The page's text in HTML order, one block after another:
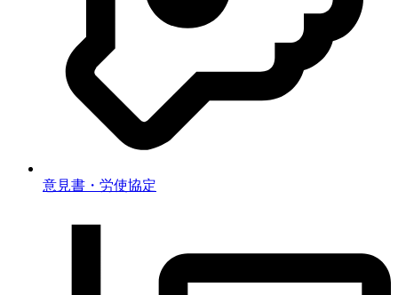
意見書・労使協定